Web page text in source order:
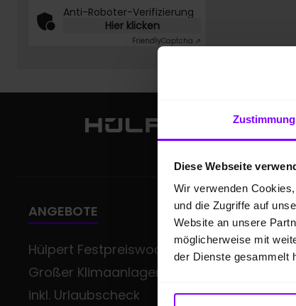
Zustimmung
Diese Webseite
Wir verwenden
und die Zugriffe auf
Website an unsere
möglicherweise mit
der Dienste gesammelt
Anti-Roboter-Verifizierung
Hier klicken
FriendlyCaptcha ⇗
ANGEBOTE
Hülpert Festpreiswochen -
Großer Klimaanlagen-Service
inkl. Urlaubscheck